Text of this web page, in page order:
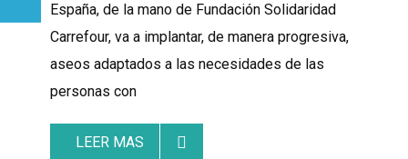
España, de la mano de Fundación Solidaridad
Carrefour, va a implantar, de manera progresiva,
aseos adaptados a las necesidades de las
personas con
LEER MAS